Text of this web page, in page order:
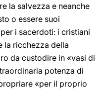
la salvezza e neanche
o essere suoi
i sacerdoti: i cristiani
la ricchezza della
da custodire in «vasi di
potenza di
«per il proprio